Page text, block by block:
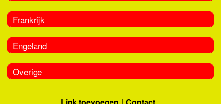
Frankrijk
Engeland
Overige
Link toevoegen Contact